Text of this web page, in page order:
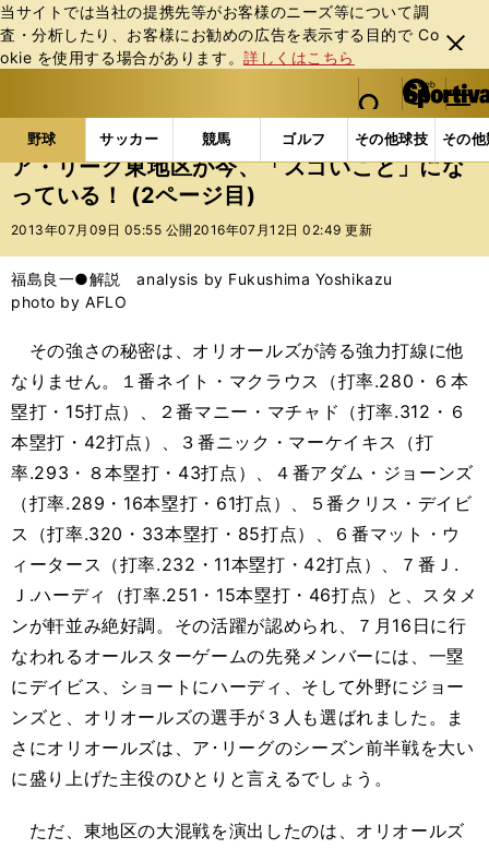
当サイトでは当社の提携先等がお客様のニーズ等について調
査・分析したり、お客様にお勧めの広告を表⽰する⽬的で Co
okie を使⽤する場合があります。詳しくはこちら
閉じ
る
web Sportiva (webスポルティーバ)
検索
マイペ
ー
ジ
メニュ
野球 サッカー 競馬 ゴルフ その他球技 その
b
ス
ポ
ル
バ
野球の記事一覧 MLB 福島良一 ア・リーグ東地
ア・リーグ東地区が今、「スゴいこと」にな
っている！ (2ページ目)
2013年07月09日 05:55 公開 2016年07月12日 02:49 更新
福島良一●解説 analysis by Fukushima Yoshikazu
photo by AFLO
その強さの秘密は、オリオールズが誇る強力打線に他
なりません。１番ネイト・マクラウス（打率.280・６本
塁打・15打点）、２番マニー・マチャド（打率.312・６
本塁打・42打点）、３番ニック・マーケイキス（打
率.293・８本塁打・43打点）、４番アダム・ジョーンズ
（打率.289・16本塁打・61打点）、５番クリス・デイビ
ス（打率.320・33本塁打・85打点）、６番マット・ウ
ィータース（打率.232・11本塁打・42打点）、７番Ｊ.
Ｊ.ハーディ（打率.251・15本塁打・46打点）と、スタメ
ンが軒並み絶好調。その活躍が認められ、７月16日に行
なわれるオールスターゲームの先発メンバーには、一塁
にデイビス、ショートにハーディ、そして外野にジョー
ンズと、オリオールズの選手が３人も選ばれました。ま
さにオリオールズは、ア･リーグのシーズン前半戦を大い
に盛り上げた主役のひとりと言えるでしょう。
ただ、東地区の大混戦を演出したのは、オリオールズ